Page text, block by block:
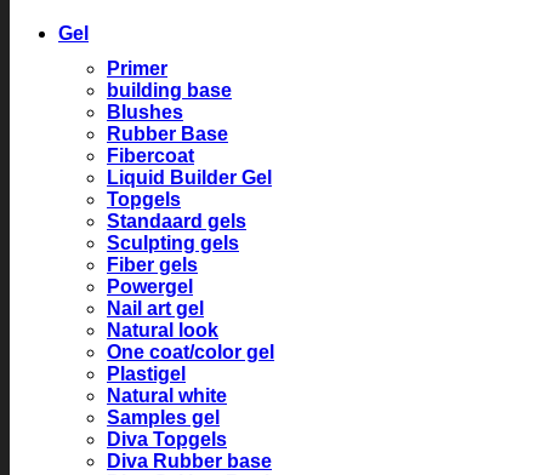
Gel
Primer
building base
Blushes
Rubber Base
Fibercoat
Liquid Builder Gel
Topgels
Standaard gels
Sculpting gels
Fiber gels
Powergel
Nail art gel
Natural look
One coat/color gel
Plastigel
Natural white
Samples gel
Diva Topgels
Diva Rubber base